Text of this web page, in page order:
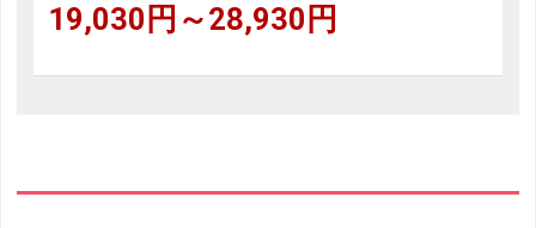
19,030円～28,930円